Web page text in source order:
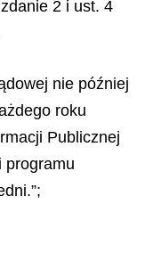
2 i ust. 4
nie później
roku
Publicznej
programu